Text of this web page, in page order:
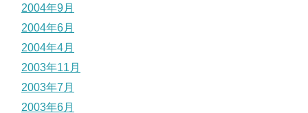
2004年9月
2004年6月
2004年4月
2003年11月
2003年7月
2003年6月